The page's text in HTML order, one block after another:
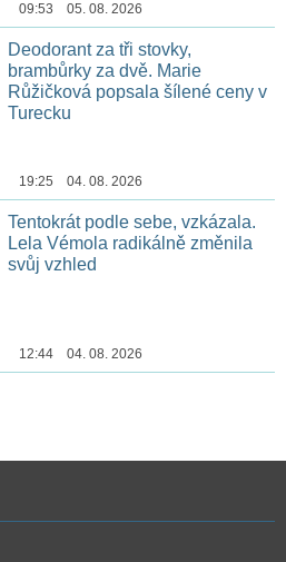
09:53 05. 08. 2026
Deodorant za tři stovky,
brambůrky za dvě. Marie
Růžičková popsala šílené ceny v
Turecku
19:25 04. 08. 2026
Tentokrát podle sebe, vzkázala.
Lela Vémola radikálně změnila
svůj vzhled
12:44 04. 08. 2026